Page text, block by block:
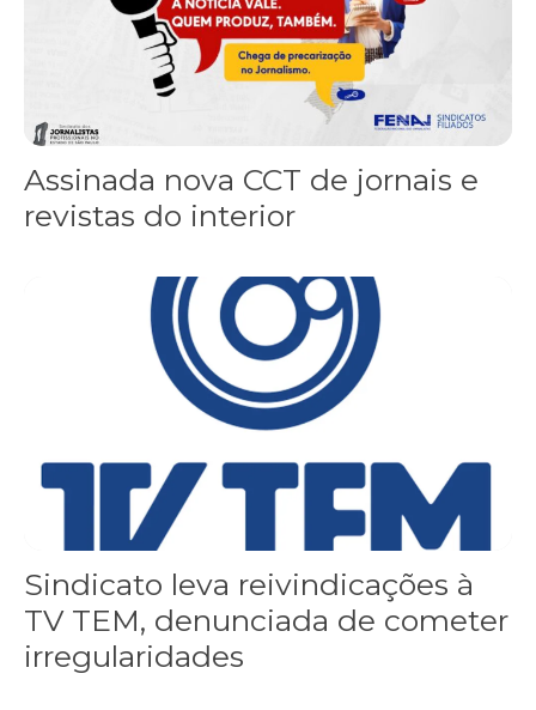
Assinada nova CCT de jornais e
revistas do interior
Sindicato leva reivindicações à TV TEM, denunciada de cometer
Sindicato leva reivindicações à
TV TEM, denunciada de cometer
irregularidades